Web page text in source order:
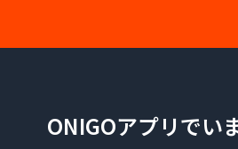
ONIGOアプリでい